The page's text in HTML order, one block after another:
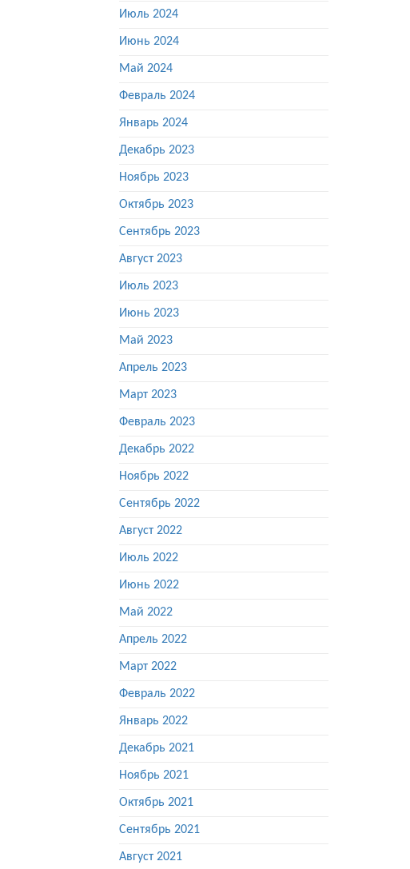
Июль 2024
Июнь 2024
Май 2024
Февраль 2024
Январь 2024
Декабрь 2023
Ноябрь 2023
Октябрь 2023
Сентябрь 2023
Август 2023
Июль 2023
Июнь 2023
Май 2023
Апрель 2023
Март 2023
Февраль 2023
Декабрь 2022
Ноябрь 2022
Сентябрь 2022
Август 2022
Июль 2022
Июнь 2022
Май 2022
Апрель 2022
Март 2022
Февраль 2022
Январь 2022
Декабрь 2021
Ноябрь 2021
Октябрь 2021
Сентябрь 2021
Август 2021